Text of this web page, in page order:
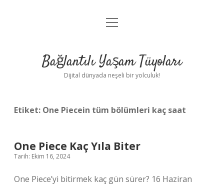
Anasayfa
Yasal Uyarı
menüyü
Bağlantılı Yaşam Tüyoları
Dijital dünyada neşeli bir yolculuk!
Etiket: One Piecein tüm bölümleri kaç saat
One Piece Kaç Yıla Biter
Tarih: Ekim 16, 2024
One Piece’yi bitirmek kaç gün sürer? 16 Haziran